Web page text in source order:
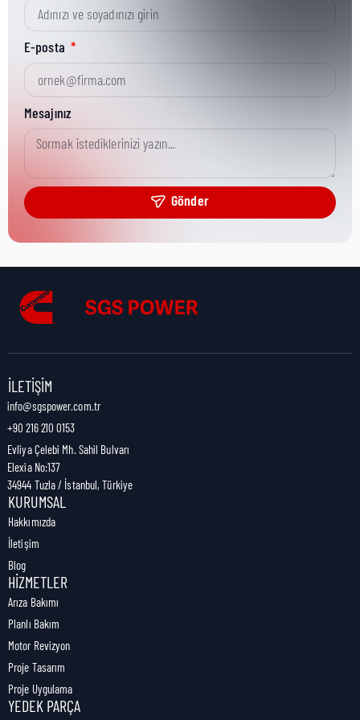
Kısa Parça No:
Ürün Grubu:
Ürün Kategorisi:
Nakliye Yüksekliği:
Nakliye Uzunluğu:
Nakliye Ağırlığı:
E-posta
Mesajınız
Gönder
İLETIŞIM
info@sgspower.com.tr
+90 216 210 0153
Evliya Çelebi Mh. Sahil Bulvarı
Elexia No:137
34944 Tuzla / İstanbul, Türkiye
KURUMSAL
Hakkımızda
İletişim
Blog
HIZMETLER
Arıza Bakımı
Planlı Bakım
Motor Revizyon
Proje Tasarım
Proje Uygulama
YEDEK PARÇA